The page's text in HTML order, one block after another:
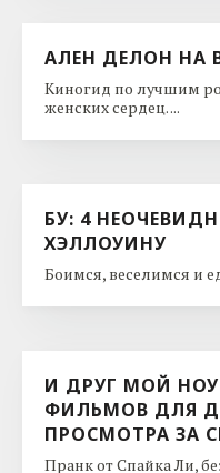
АЛЕН ДЕЛОН НА
Киногид по лучшим
женских сердец. ...
БУ: 4
ХЭЛЛОУИНУ
Боимся, веселимся и
И ДРУГ МОЙ
ФИЛЬМОВ ДЛЯ
ПРОСМОТРА ЗА
Пранк от Спайка Ли,